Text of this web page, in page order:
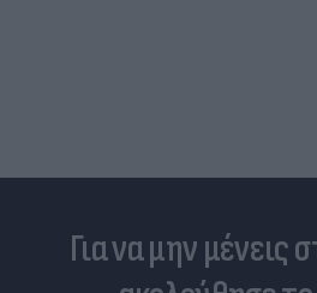
Για να μην μένεις